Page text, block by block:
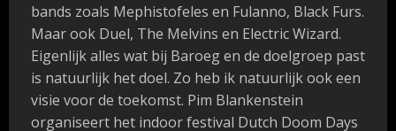
bands zoals Mephistofeles en Fulanno, Black Furs.
Maar ook Duel, The Melvins en Electric Wizard.
Eigenlijk alles wat bij Baroeg en de doelgroep past
is natuurlijk het doel. Zo heb ik natuurlijk ook een
visie voor de toekomst. Pim Blankenstein
organiseert het indoor festival Dutch Doom Days